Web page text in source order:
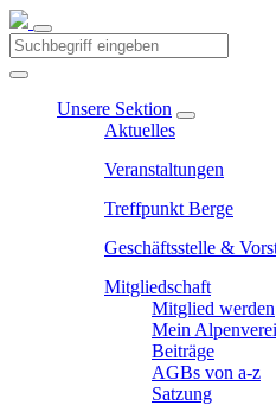
Unsere Sektion
Aktuelles
Veranstaltungen
Treffpunkt Berge
Geschäftsstelle &
Mitgliedschaft
Mitglied werden
Mein
Beiträge
AGBs von a-z
Satzung